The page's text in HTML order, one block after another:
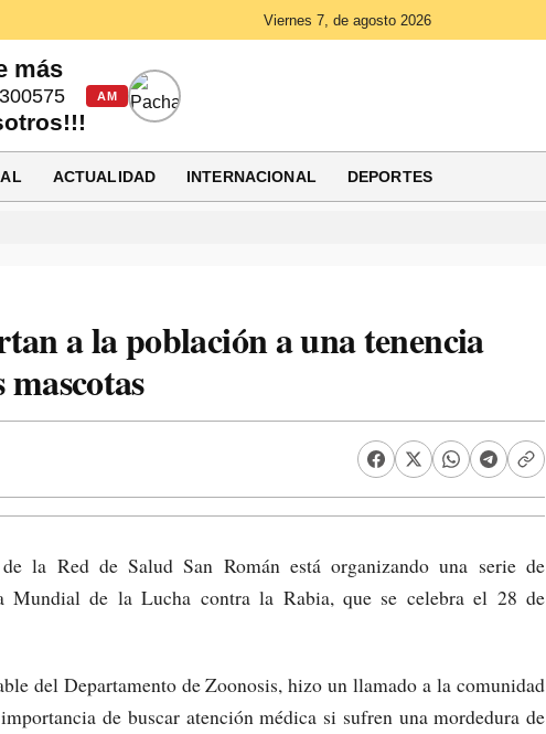
Viernes 7, de agosto 2026
más
AM
ACTUALIDAD INTERNACIONAL DEPORTES
a la población a una tenencia
mascotas
la Red de Salud San Román está organizando una serie de
Mundial de la Lucha contra la Rabia, que se celebra el 28 de
del Departamento de Zoonosis, hizo un llamado a la comunidad
de buscar atención médica si sufren una mordedura de